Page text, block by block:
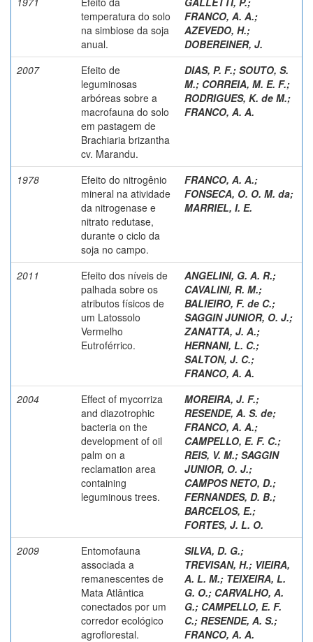
temperatura do solo
na simbiose da soja
anual.
FRANCO, A. A.;
AZEVEDO, H.;
DOBEREINER, J.
2007
Efeito de
leguminosas
arbóreas sobre a
macrofauna do solo
em pastagem de
Brachiaria brizantha
cv. Marandu.
DIAS, P. F.; SOUTO, S.
M.; CORREIA, M. E. F.;
RODRIGUES, K. de M.;
FRANCO, A. A.
1978
Efeito do nitrogênio
mineral na atividade
da nitrogenase e
nitrato redutase,
durante o ciclo da
soja no campo.
FRANCO, A. A.;
FONSECA, O. O. M. da;
MARRIEL, I. E.
2011
Efeito dos níveis de
palhada sobre os
atributos físicos de
um Latossolo
Vermelho
Eutroférrico.
ANGELINI, G. A. R.;
CAVALINI, R. M.;
BALIEIRO, F. de C.;
SAGGIN JUNIOR, O. J.;
ZANATTA, J. A.;
HERNANI, L. C.;
SALTON, J. C.;
FRANCO, A. A.
2004
Effect of mycorriza
and diazotrophic
bacteria on the
development of oil
palm on a
reclamation area
containing
leguminous trees.
MOREIRA, J. F.;
RESENDE, A. S. de;
FRANCO, A. A.;
CAMPELLO, E. F. C.;
REIS, V. M.; SAGGIN
JUNIOR, O. J.;
CAMPOS NETO, D.;
FERNANDES, D. B.;
BARCELOS, E.;
FORTES, J. L. O.
2009
Entomofauna
associada a
remanescentes de
Mata Atlântica
conectados por um
corredor ecológico
agroflorestal.
SILVA, D. G.;
TREVISAN, H.; VIEIRA,
A. L. M.; TEIXEIRA, L.
G. O.; CARVALHO, A.
G.; CAMPELLO, E. F.
C.; RESENDE, A. S.;
FRANCO, A. A.